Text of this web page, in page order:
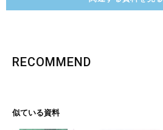
RECOMMEND
似ている資料